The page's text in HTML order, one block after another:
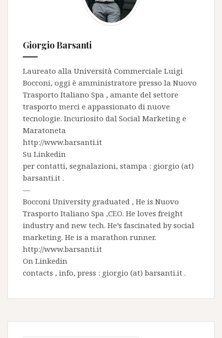
Giorgio Barsanti
Laureato alla Università Commerciale Luigi
Bocconi, oggi è amministratore presso la Nuovo
Trasporto Italiano Spa , amante del settore
trasporto merci e appassionato di nuove
tecnologie. Incuriosito dal Social Marketing e
Maratoneta
http://www.barsanti.it
Su Linkedin
per contatti, segnalazioni, stampa : giorgio (at)
barsanti.it .
—
Bocconi University graduated , He is Nuovo
Trasporto Italiano Spa ,CEO. He loves freight
industry and new tech. He’s fascinated by social
marketing. He is a marathon runner.
http://www.barsanti.it
On Linkedin
contacts , info, press : giorgio (at) barsanti.it .